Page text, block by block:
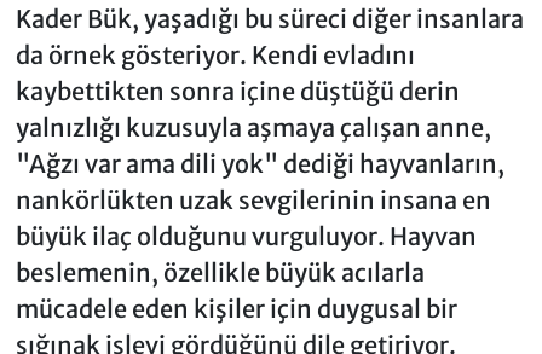
Kader Bük, yaşadığı bu süreci diğer insanlara
da örnek gösteriyor. Kendi evladını
kaybettikten sonra içine düştüğü derin
yalnızlığı kuzusuyla aşmaya çalışan anne,
"Ağzı var ama dili yok" dediği hayvanların,
nankörlükten uzak sevgilerinin insana en
büyük ilaç olduğunu vurguluyor. Hayvan
beslemenin, özellikle büyük acılarla
mücadele eden kişiler için duygusal bir
sığınak işlevi gördüğünü dile getiriyor.